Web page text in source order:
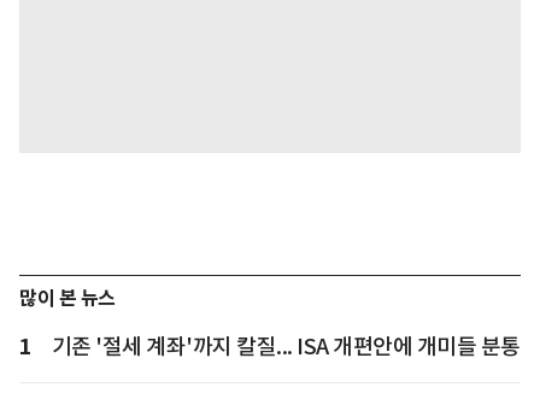
많이 본 뉴스
1 기존 '절세 계좌'까지 칼질... ISA 개편안에 개미들 분통